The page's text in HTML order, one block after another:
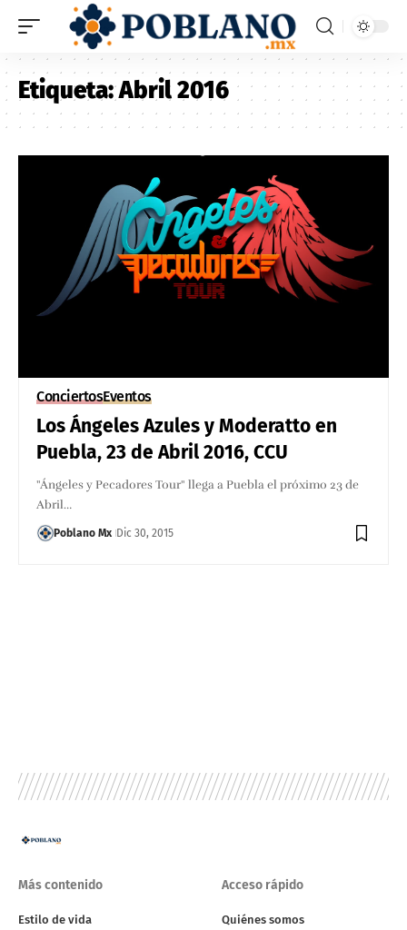
Etiqueta:Abril 2016
ConciertosEventos
Los Ángeles Azules y Moderatto en
Puebla, 23 de Abril 2016, CCU
"Ángeles y Pecadores Tour" llega a Puebla el próximo 23 de
Abril…
Poblano Mx Dic 30, 2015
Más contenido
Estilo de vida
Acceso rápido
Quiénes somos